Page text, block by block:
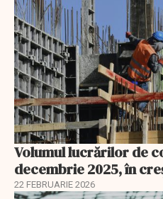
Volumul lucrărilor de
decembrie 2025, în
22 FEBRUARIE 2026